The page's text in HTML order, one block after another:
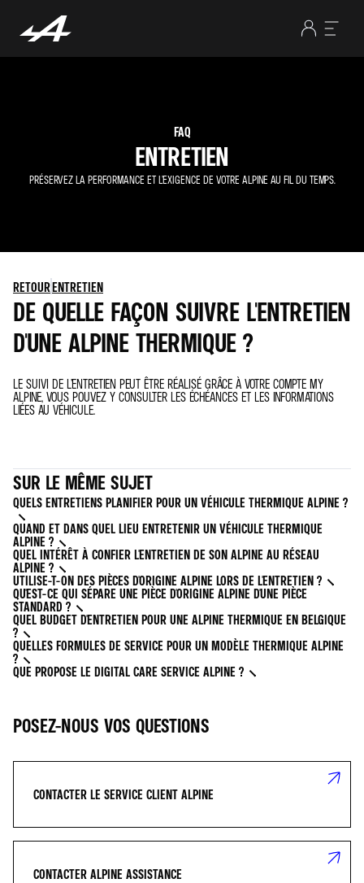
FAQ
ENTRETIEN
PRÉSERVEZ LA PERFORMANCE ET L’EXIGENCE DE VOTRE ALPINE AU FIL DU TEMPS.
RETOURENTRETIEN
DE QUELLE FAÇON SUIVRE L'ENTRETIEN
D'UNE ALPINE THERMIQUE ?
LE SUIVI DE L’ENTRETIEN PEUT ÊTRE RÉALISÉ GRÂCE À VOTRE COMPTE MY
ALPINE, VOUS POUVEZ Y CONSULTER LES ÉCHÉANCES ET LES INFORMATIONS
LIÉES AU VÉHICULE.
SUR LE MÊME SUJET
QUELS ENTRETIENS PLANIFIER POUR UN VÉHICULE THERMIQUE ALPINE ?
QUAND ET DANS QUEL LIEU ENTRETENIR UN VÉHICULE THERMIQUE
ALPINE ?
QUEL INTÉRÊT À CONFIER L'ENTRETIEN DE SON ALPINE AU RÉSEAU
ALPINE ?
UTILISE-T-ON DES PIÈCES D'ORIGINE ALPINE LORS DE L'ENTRETIEN ?
QU'EST-CE QUI SÉPARE UNE PIÈCE D'ORIGINE ALPINE D'UNE PIÈCE
STANDARD ?
QUEL BUDGET D'ENTRETIEN POUR UNE ALPINE THERMIQUE EN BELGIQUE
?
QUELLES FORMULES DE SERVICE POUR UN MODÈLE THERMIQUE ALPINE
?
QUE PROPOSE LE DIGITAL CARE SERVICE ALPINE ?
POSEZ-NOUS VOS QUESTIONS
CONTACTER LE SERVICE CLIENT ALPINE
CONTACTER ALPINE ASSISTANCE